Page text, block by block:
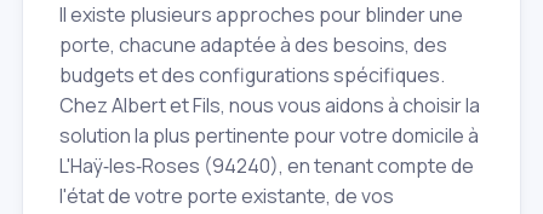
Il existe plusieurs approches pour blinder une
porte, chacune adaptée à des besoins, des
budgets et des configurations spécifiques.
Chez Albert et Fils, nous vous aidons à choisir la
solution la plus pertinente pour votre domicile à
L'Haÿ‑les‑Roses (94240), en tenant compte de
l'état de votre porte existante, de vos